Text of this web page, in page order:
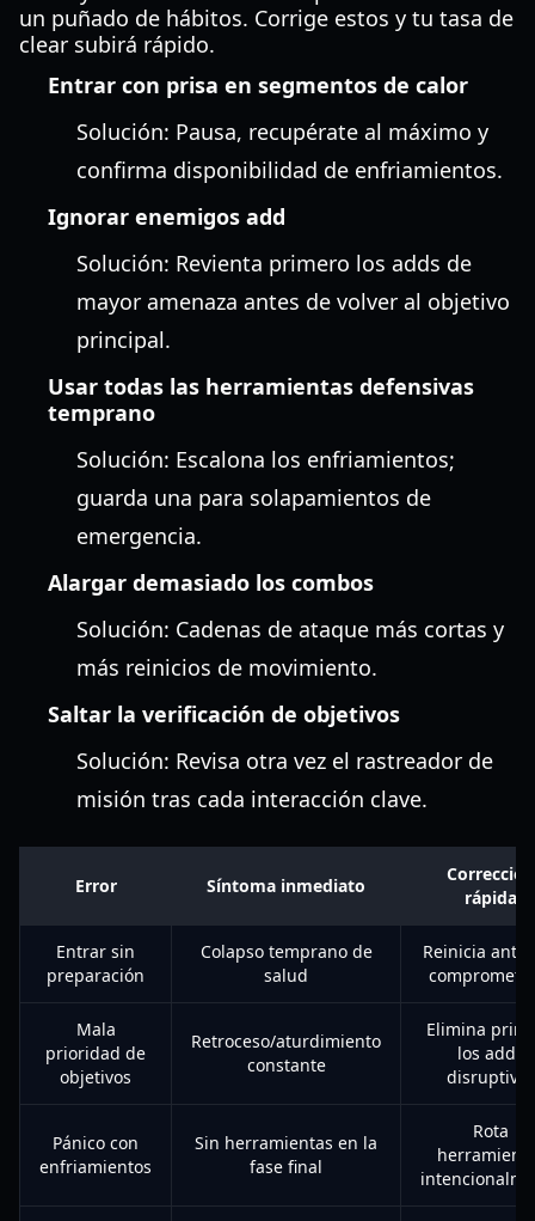
un puñado de hábitos. Corrige estos y tu tasa de
clear subirá rápido.
Entrar con prisa en segmentos de calor
Solución: Pausa, recupérate al máximo y
confirma disponibilidad de enfriamientos.
Ignorar enemigos add
Solución: Revienta primero los adds de
mayor amenaza antes de volver al objetivo
principal.
Usar todas las herramientas defensivas
temprano
Solución: Escalona los enfriamientos;
guarda una para solapamientos de
emergencia.
Alargar demasiado los combos
Solución: Cadenas de ataque más cortas y
más reinicios de movimiento.
Saltar la verificación de objetivos
Solución: Revisa otra vez el rastreador de
misión tras cada interacción clave.
Error Síntoma inmediato
Corrección
rápida
Entrar sin
preparación
Colapso temprano de
salud
Reinicia
Mala
prioridad de
objetivos
Retroceso/aturdimiento
constante
Elimina
los adds
disruptivos
Pánico con
enfriamientos
Sin herramientas en la
fase final
Rota